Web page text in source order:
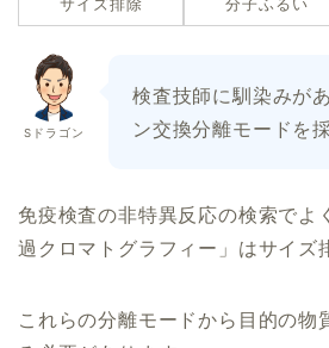
サイズ排除 分子ふるい
Sドラゴン
検査技師に馴染みが
ン交換分離モードを
免疫検査の非特異反応の検索でよ
過クロマトグラフィー」はサイズ
これらの分離モードから目的の物